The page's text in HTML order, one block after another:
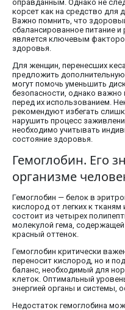
оправданным. Однако не
корсет как на средство для
Важно помнить, что
сбалансированное питание и
является ключевым
здоровья.
Для женщин, перенесших
предложить
могут помочь уменьшить
безопасности, однако
перед их использованием.
рекомендуют избегать
нарушить процесс
необходимо учитывать
состояние здоровья.
Гемоглобин. Его
организме
Гемоглобин — белок в
кислород от легких к тканям
состоит из четырех
молекулой гема,
красный оттенок.
Гемоглобин критически
переносит кислород, но и
баланс, необходимый для
клеток. Оптимальный
энергией органы и системы,
Недостаток гемоглобина